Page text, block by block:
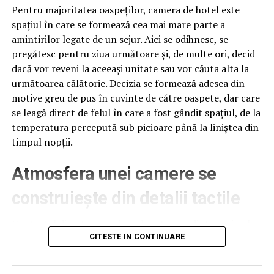
achizitionate care au ajuns pe la Circulatie au probleme
si nu pot fi intretinute ca doar este achizitia lui “el
comandante” inainte de a fi trimisa in judecata si a se
inbolnavi subit (cine stie cat o fi fost spaga…).
Mai mult, lipsesc contractele de reparatii auto si cele cu
spalatoriile.
„Gulerele albe” din institutie au avut grija ca institutia sa
ajunga sa nu detina hârtie xerox, coli de scris, pixuri,
dosare, plicuri, bibliorafturi, cartuşe toner.
Nu exista
echipamente
avem putin sa ii
vedem pe
Pentru majoritatea oaspeților, camera de hotel este
spațiul în care se formează cea mai mare parte a
amintirilor legate de un sejur. Aici se odihnesc, se
pregătesc pentru ziua următoare și, de multe ori, decid
dacă vor reveni la aceeași unitate sau vor căuta alta la
următoarea călătorie. Decizia se formează adesea din
motive greu de pus în cuvinte de către oaspete, dar care
se leagă direct de felul în care a fost gândit spațiul, de la
temperatura percepută sub picioare până la liniștea din
timpul nopții.
Atmosfera unei camere se
construiește din detalii tactile
Contactul direct cu pardoseala este una dintre primele
senzații fizice pe care le are un oaspete atunci când
pe drum, seara târziu. Textura și moliciunea potrivite,
CITESTE IN CONTINUARE